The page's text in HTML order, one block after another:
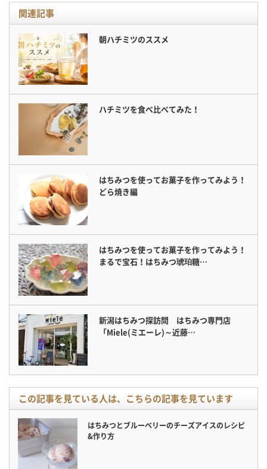
関連記事
朝ハチミツのススメ
ハチミツを食べ比べてみた！
はちみつを使ってお菓子を作ってみよう！
どら焼き編
はちみつを使ってお菓子を作ってみよう！
まるで宝石！はちみつ琥珀糖…
新潟はちみつ探訪問 はちみつ専門店
「Miele(ミエーレ)～近藤…
この記事を見ている人は、こちらの記事を見ています
はちみつとブルーベリーのチーズアイスのレシピ
&作り方